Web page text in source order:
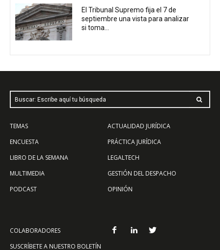
El Tribunal Supremo fija el 7 de
septiembre una vista para analizar
si toma...
Buscar: Escribe aquí tu búsqueda
TEMAS
ENCUESTA
LIBRO DE LA SEMANA
MULTIMEDIA
PODCAST
ACTUALIDAD JURÍDICA
PRÁCTICA JURÍDICA
LEGALTECH
GESTIÓN DEL DESPACHO
OPINIÓN
COLABORADORES
SUSCRÍBETE A NUESTRO BOLETÍN